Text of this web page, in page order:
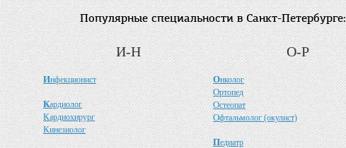
Популярные специальности в Санкт-Петербурге:
И-Н
Инфекционист
Кардиолог
Кардиохирург
Кинезиолог
О-Р
Онколог
Ортопед
Остеопат
Офтальмолог (окулист)
Педиатр